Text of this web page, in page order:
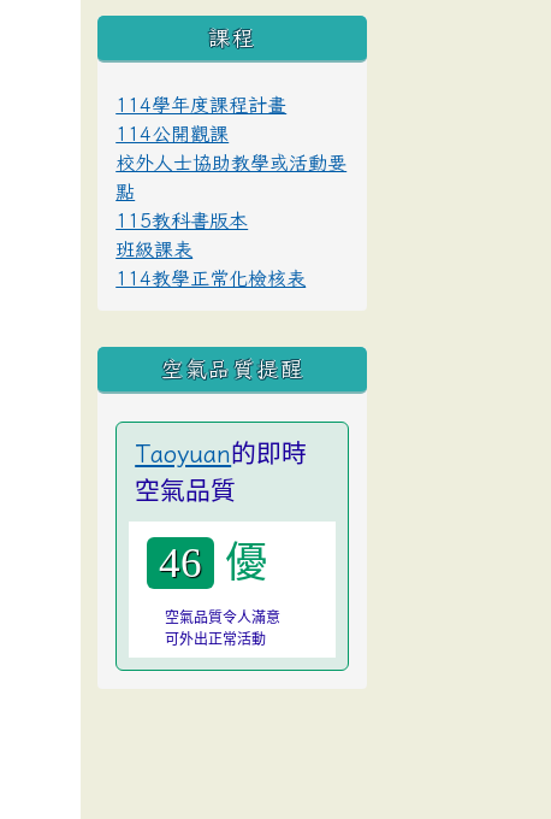
課程
114學年度課程計畫
114公開觀課
校外人士協助教學或活動要
點
115教科書版本
班級課表
114教學正常化檢核表
空氣品質提醒
Taoyuan的即時
空氣品質
46 優
空氣品質令人滿意
可外出正常活動